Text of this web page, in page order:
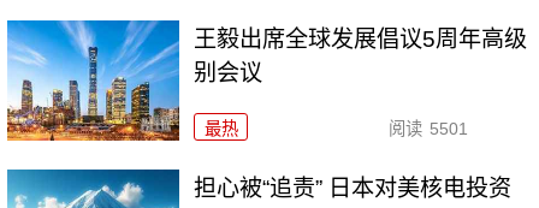
王毅出席全球发展倡议5周年高级
别会议
最热 阅读 5501
担心被“追责” 日本对美核电投资